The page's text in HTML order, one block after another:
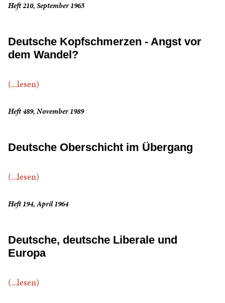
Heft 210, September 1965
Deutsche Kopfschmerzen - Angst vor
dem Wandel?
(...lesen)
Heft 489, November 1989
Deutsche Oberschicht im Übergang
(...lesen)
Heft 194, April 1964
Deutsche, deutsche Liberale und
Europa
(...lesen)